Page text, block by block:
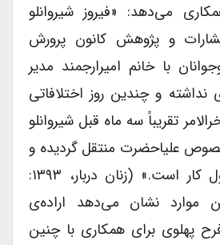
می‌دهد: «فیروز شیروانلو
و پژوهش کانون پرورش
با خانم امیرارجمند مدیر
و چندین روز اختلافاتی
تقریباً سه ماه قبل شیروانلو
علیاحضرت منتقل گردیده و
فعلاً در آنجا مشغول کار است.» (زنان دربار، ۱۳۹۳:
موارد نشان می‌دهد اراده‌ی
برای همکاری با چنین